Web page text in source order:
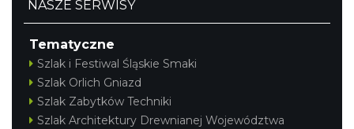
NASZE SERWISY
Tematyczne
Szlak i Festiwal Śląskie Smaki
Szlak Orlich Gniazd
Szlak Zabytków Techniki
Szlak Architektury Drewnianej Województwa